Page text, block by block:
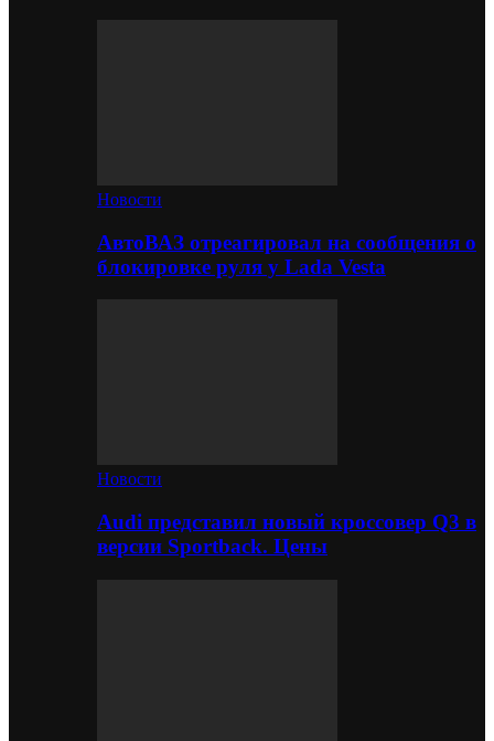
Новости
АвтоВАЗ отреагировал на сообщения о
блокировке руля у Lada Vesta
Новости
Audi представил новый кроссовер Q3 в
версии Sportback. Цены